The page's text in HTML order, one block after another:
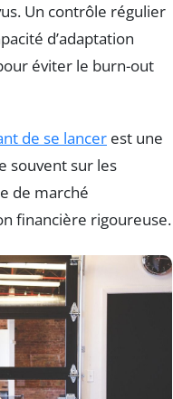
Un contrôle régulier
d’adaptation
éviter le burn-out
de se lancer est une
souvent sur les
de marché
financière rigoureuse.